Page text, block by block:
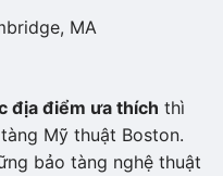
MA
địa điểm ưa thích thì
Mỹ thuật Boston.
bảo tàng nghệ thuật